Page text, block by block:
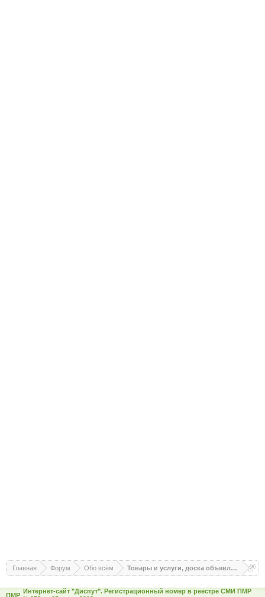
Главная Форум Обо всём Товары и услуги, доска объявлений
ПМР
Интернет-сайт "Диспут". Регистрационный номер в реестре СМИ ПМР